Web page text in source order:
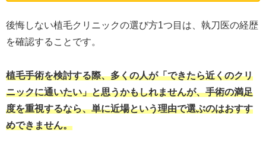
後悔しない植毛クリニックの選び方1つ目は、執刀医の経歴
を確認することです。
植毛手術を検討する際、多くの人が「できたら近くのクリ
ニックに通いたい」と思うかもしれませんが、手術の満足
度を重視するなら、単に近場という理由で選ぶのはおすす
めできません。